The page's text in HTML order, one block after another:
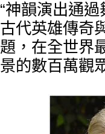
“神韻演出通
古代英雄傳奇
題，在全世界
景的數百萬觀